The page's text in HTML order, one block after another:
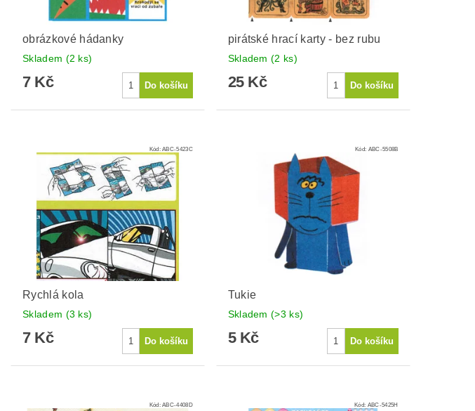
obrázkové hádanky
Skladem (2 ks)
7 Kč
pirátské hrací karty - bez rubu
Skladem(2 ks)
25 Kč
Kód:ABC-5423C
Rychlá kola
Skladem (3 ks)
7 Kč
Kód: ABC-5508B
Tukie
Skladem(>3 ks)
5 Kč
Kód:ABC-4408D Kód: ABC-5425H